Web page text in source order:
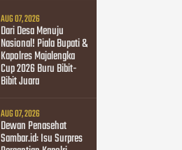
AUG 07, 2026
Dari Desa Menuju
Nasional! Piala Bupati &
Kapolres Majalengka
Cup 2026 Buru Bibit-
Bibit Juara
AUG 07, 2026
Dewan Penasehat
Sambar.id: Isu Surpres